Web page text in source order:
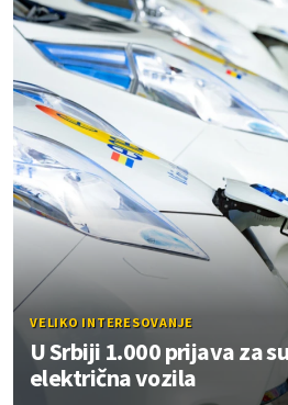
VELIKO INTERESOVANJE
U Srbiji 1.000 prijava za
električna vozila